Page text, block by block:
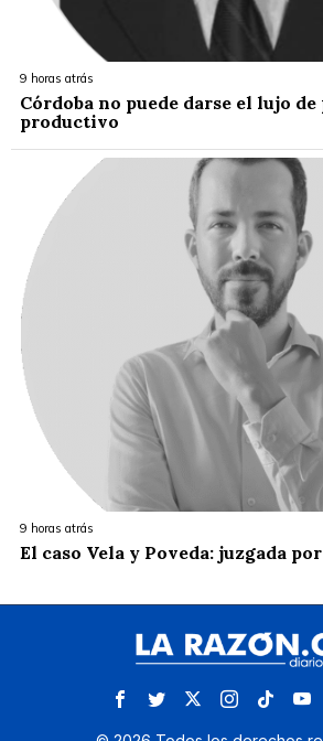
9 horas atrás
Córdoba no puede darse el lujo
productivo
9 horas atrás
El caso Vela y Poveda: juzgada